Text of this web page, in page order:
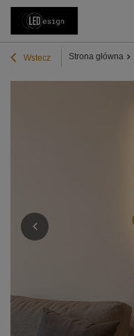
Wstecz Strona główna